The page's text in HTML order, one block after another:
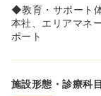
◆どんな時でも
お客様とそのご
◆専門的な知識
す。
最期まで穏やか
◆教育・サポート
本社、エリアマネ
ポート
施設形態・診療科目